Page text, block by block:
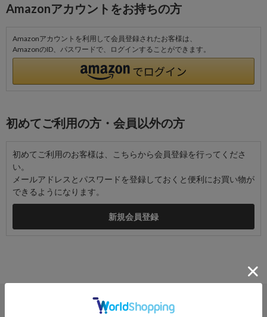
Amazonアカウントをお持ちの方
Amazonアカウントを利用して会員登録されたお客様は、
AmazonのID、パスワードで、ログインすることができます。
初めてご利用の方・会員以外の方
初めてご利用のお客様は、こちらから会員登録を行ってくださ
い。
メールアドレスとパスワードを登録しておくと便利にお買い物が
できるようになります。